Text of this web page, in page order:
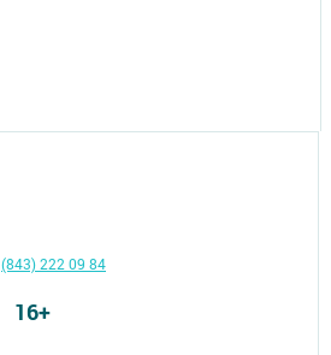
(843) 222 09 84
16+